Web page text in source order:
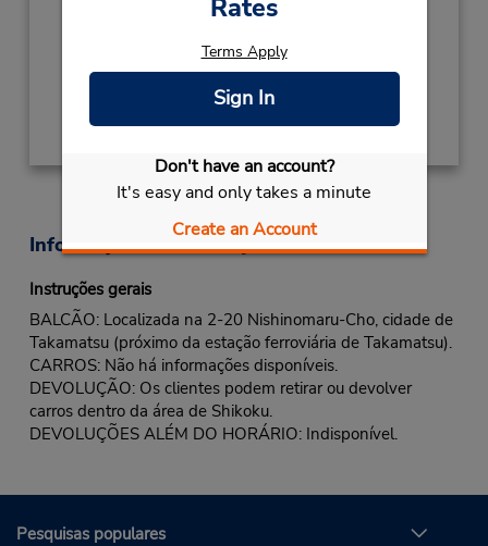
Rates
Terms Apply
Sign In
Don't have an account?
It's easy and only takes a minute
Create an Account
Horário de funcionamento:
Sun - Sat 8:00 AM - 7:00 PM
Obter instruções de caminho
Informações sobre a loja
Instruções gerais
BALCÃO: Localizada na 2-20 Nishinomaru-Cho, cidade de
Takamatsu (próximo da estação ferroviária de Takamatsu).
CARROS: Não há informações disponíveis.
DEVOLUÇÃO: Os clientes podem retirar ou devolver
carros dentro da área de Shikoku.
DEVOLUÇÕES ALÉM DO HORÁRIO: Indisponível.
Pesquisas populares